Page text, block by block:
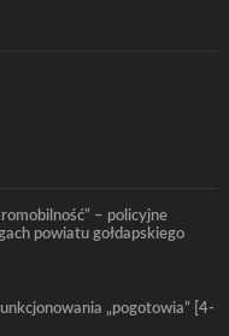
– policyjne
powiatu gołdapskiego
„pogotowia” [4-